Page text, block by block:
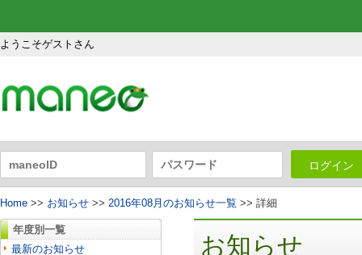
ようこそゲストさん
ログイン
Home >> お知らせ >> 2016年08月のお知らせ一覧 >> 詳細
年度別一覧
最新のお知らせ
お知らせ